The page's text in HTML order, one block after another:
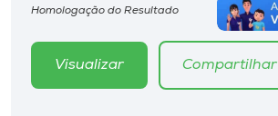
Homologação do Resultado
Visualizar Compartilhar